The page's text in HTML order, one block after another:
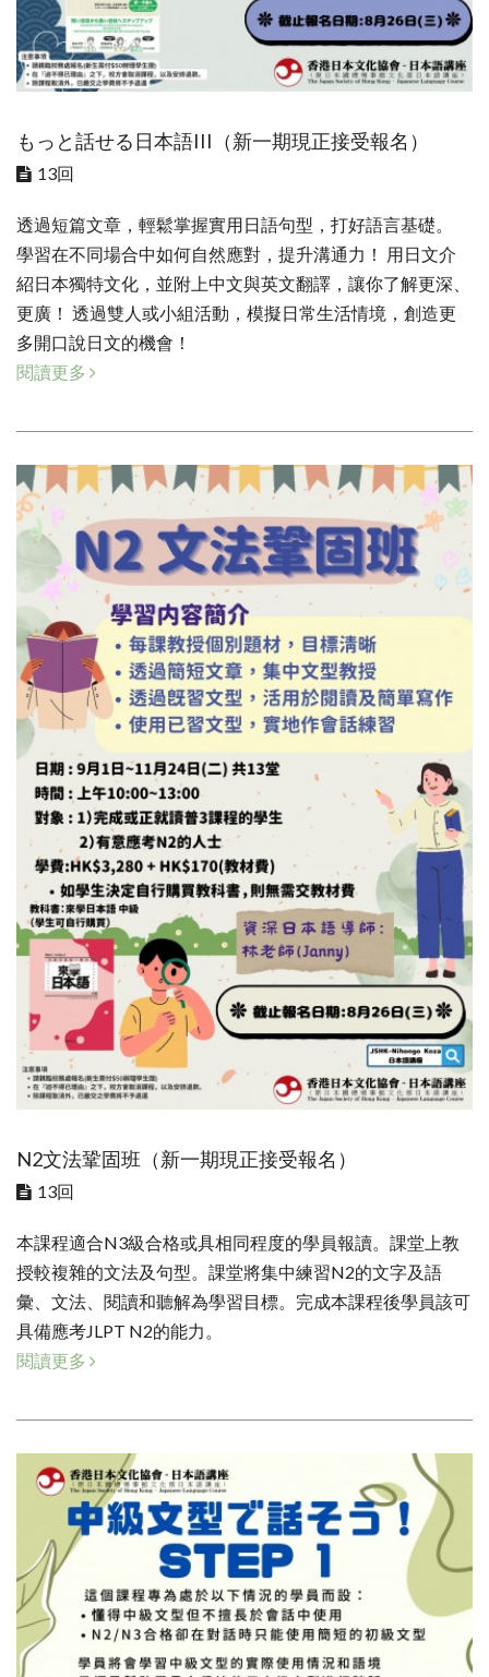
もっと話せる日本語III（新一期現正接受報名）
13回
透過短篇文章，輕鬆掌握實用日語句型，打好語言基礎。
學習在不同場合中如何自然應對，提升溝通力！ 用日文介
紹日本獨特文化，並附上中文與英文翻譯，讓你了解更深、
更廣！ 透過雙人或小組活動，模擬日常生活情境，創造更
多開口說日文的機會！
閱讀更多
N2文法鞏固班（新一期現正接受報名）
13回
本課程適合N3級合格或具相同程度的學員報讀。課堂上教
授較複雜的文法及句型。課堂將集中練習N2的文字及語
彙、文法、閱讀和聽解為學習目標。完成本課程後學員該可
具備應考JLPT N2的能力。
閱讀更多